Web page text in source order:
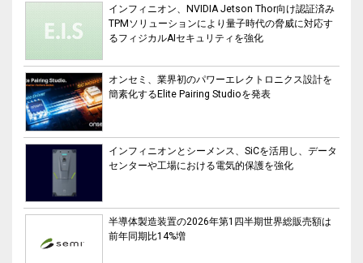
インフィニオン、NVIDIA Jetson Thor向け認証済み
TPMソリューションにより量子時代の脅威に対応す
るフィジカルAIセキュリティを強化
オンセミ、業界初のパワーエレクトロニクス設計を
簡素化するElite Pairing Studioを発表
インフィニオンとシーメンス、SiCを活用し、データ
センターや工場における電気的保護を強化
半導体製造装置の2026年第1四半期世界総販売額は
前年同期比14%増